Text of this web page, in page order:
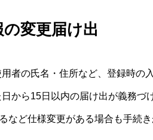
変更届け出
者の氏名・住所など、登録時の
から15日以内の届け出が義務
など仕様変更がある場合も手続き